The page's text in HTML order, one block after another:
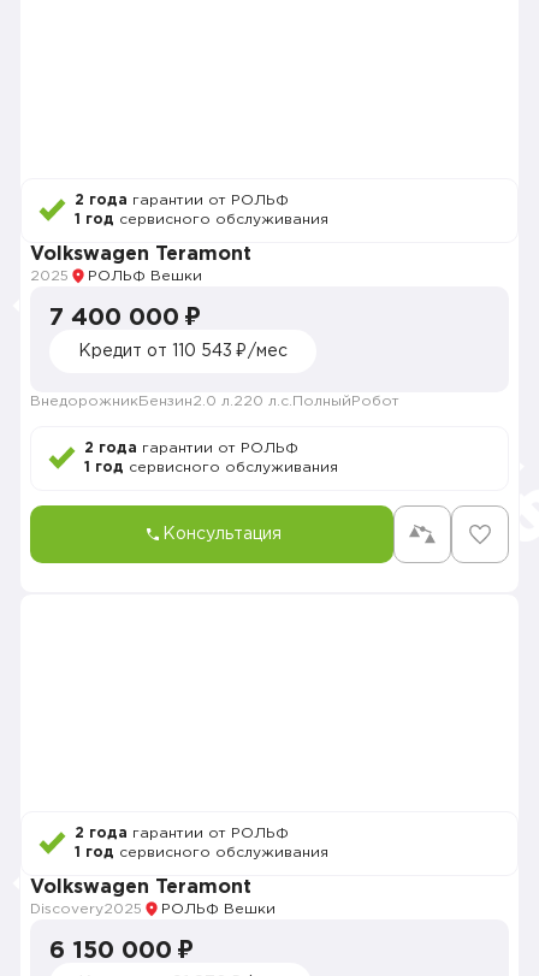
2 года гарантии от РОЛЬФ
1 год сервисного обслуживания
Volkswagen Teramont
2025 РОЛЬФ Вешки
7 400 000 ₽
Кредит от 110 543 ₽/мес
Внедорожник Бензин2.0 л. 220 л.с. Полный Робот
2 года гарантии от РОЛЬФ
1 год сервисного обслуживания
Консультация
2 года гарантии от РОЛЬФ
1 год сервисного обслуживания
Volkswagen Teramont
Discovery2025 РОЛЬФ Вешки
6 150 000 ₽